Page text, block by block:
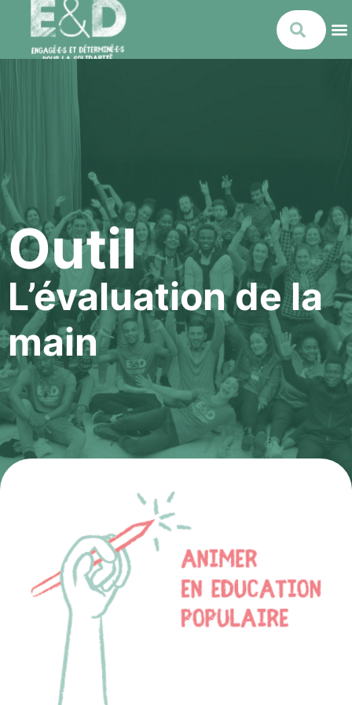
Outil
L’évaluation de la
main